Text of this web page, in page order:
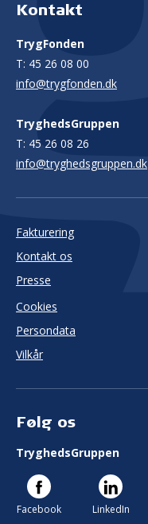
Kontakt
TrygFonden
T: 45 26 08 00
info@trygfonden.dk
TryghedsGruppen
T: 45 26 08 26
info@tryghedsgruppen.dk
Fakturering
Kontakt os
Presse
Cookies
Persondata
Vilkår
Følg os
TryghedsGruppen
Facebook LinkedIn